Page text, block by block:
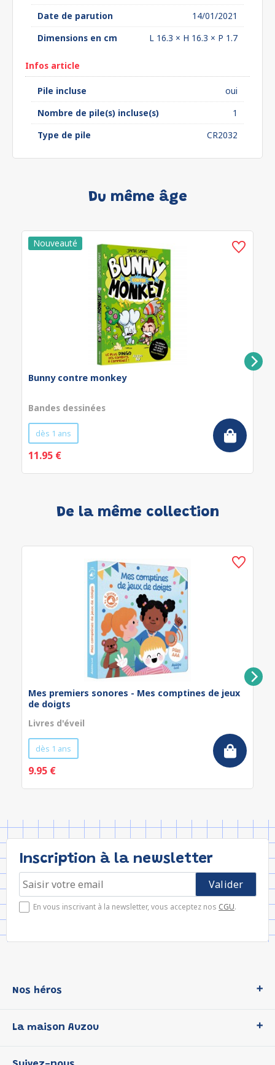
Date de parution
14/01/2021
Dimensions en cm
L 16.3 × H 16.3 × P 1.7
Infos article
Pile incluse
oui
Nombre de pile(s) incluse(s)
1
Type de pile
CR2032
Du même âge
Bunny contre monkey
Bandes dessinées
dès 1 ans
11.95 €
De la même collection
Mes premiers sonores - Mes comptines de jeux
de doigts
Livres d'éveil
dès 1 ans
9.95 €
Inscription à la newsletter
En vous inscrivant à la newsletter, vous acceptez nos CGU.
Nos héros
P'tit Loup
La maison Auzou